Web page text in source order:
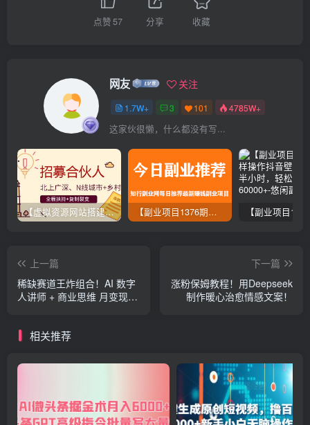
点赞 57 分享 收藏
网友 关注
1.7W+ 3 101 4785W+
这家伙很懒，什么都没有写...
【虚拟资源网站搭建服务】加盟本站系统，做一个和本站一样的独立网站，躺赚的项目 【副业项目1376期】龟课最新闲鱼项目玩法实战教程_全新升级月收益几千到几万
上一篇
稀缺赛道王炸组合！AI 数字
人讲师 + 商业思维 月变现
下一篇
涨粉保姆教程！用Deepseek
制作暖心治愈情感文案！
相关推荐